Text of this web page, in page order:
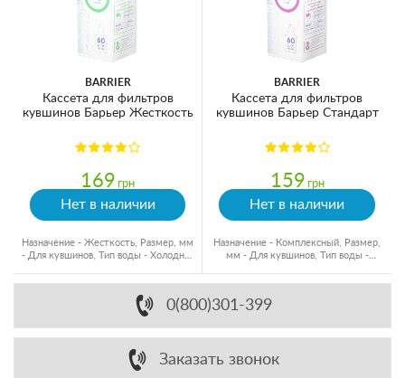
BARRIER
Кассета для фильтров
кувшинов Барьер Жесткость
169 грн
Нет в наличии
Назначение - Жесткость, Размер, мм
- Для кувшинов, Тип воды - Холодная
BARRIER
Кассета для фильтров
кувшинов Барьер Стандарт
159 грн
Нет в наличии
Назначение - Комплексный, Размер,
мм - Для кувшинов, Тип воды -
0(800)301-399
Заказать звонок